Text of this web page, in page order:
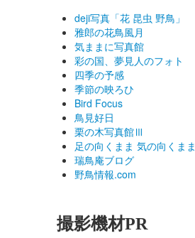
deji写真「花 昆虫 野鳥」
雅郎の花鳥風月
気ままに写真館
彩の国、夢見人のフォト
四季の予感
季節の映ろひ
Bird Focus
鳥見好日
栗の木写真館Ⅲ
足の向くまま 気の向くまま
瑞鳥庵ブログ
野鳥情報.com
撮影機材PR